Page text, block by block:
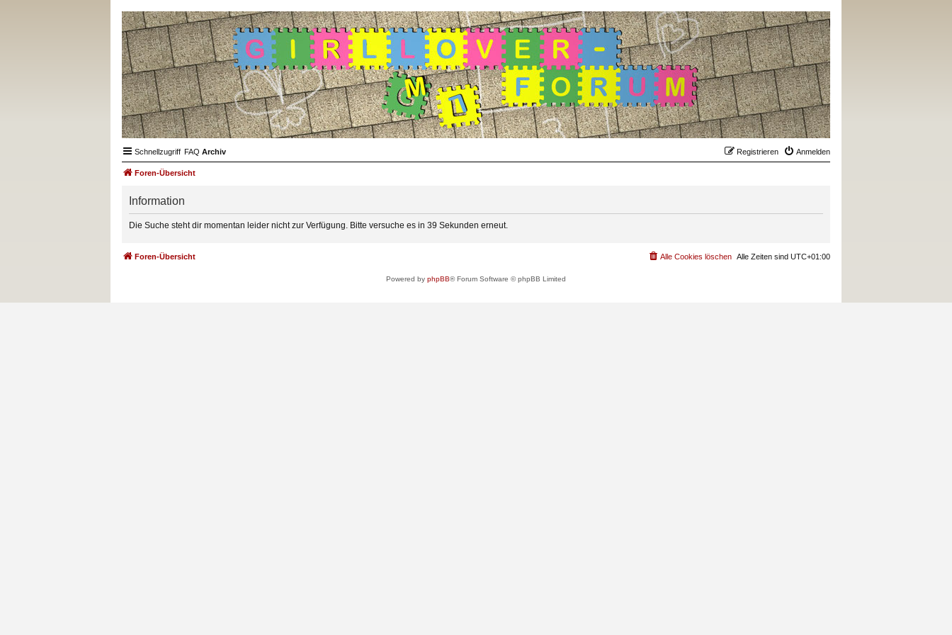
Schnellzugriff FAQ Archiv Anmelden
Registrieren
Foren-Übersicht
Information
Die Suche steht dir momentan leider nicht zur Verfügung. Bitte versuche es in 39 Sekunden erneut.
Foren-Übersicht Alle Zeiten sind UTC+01:00
Alle Cookies löschen
Powered by phpBB® Forum Software © phpBB Limited